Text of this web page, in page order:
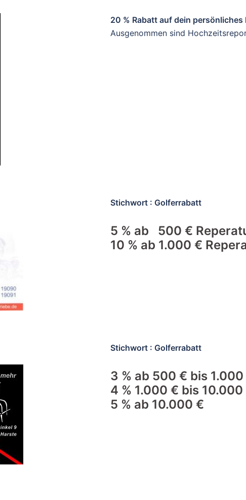
20 % Rabatt auf dein
Ausgenommen sind
Stichwort : Golferrabatt
5 % ab 500 €
10 % ab 1.000 €
Stichwort : Golferrabatt
3 % ab 500 € bis 1.000
4 % 1.000 € bis 10.000
5 % ab 10.000 €